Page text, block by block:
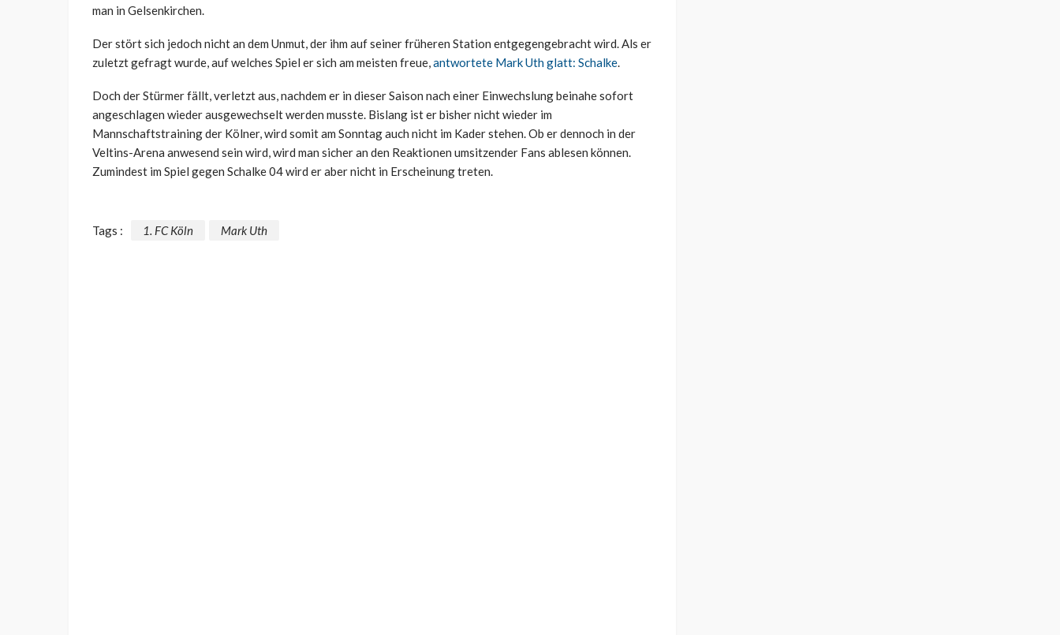
man in Gelsenkirchen.
Der stört sich jedoch nicht an dem Unmut, der ihm auf seiner früheren Station entgegengebracht wird. Als er
zuletzt gefragt wurde, auf welches Spiel er sich am meisten freue,antwortete Mark Uth glatt: Schalke.
Doch der Stürmer fällt, verletzt aus, nachdem er in dieser Saison nach einer Einwechslung beinahe sofort
angeschlagen wieder ausgewechselt werden musste. Bislang ist er bisher nicht wieder im
Mannschaftstraining der Kölner, wird somit am Sonntag auch nicht im Kader stehen. Ob er dennoch in der
Veltins-Arena anwesend sein wird, wird man sicher an den Reaktionen umsitzender Fans ablesen können.
Zumindest im Spiel gegen Schalke 04 wird er aber nicht in Erscheinung treten.
Tags : 1. FC Köln Mark Uth